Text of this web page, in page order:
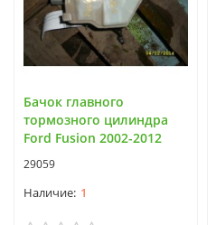
Бачок главного
тормозного цилиндра
Ford Fusion 2002-2012
29059
1